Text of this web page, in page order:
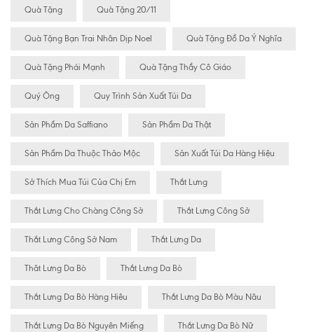
Quà Tặng Quà Tặng 20/11
Quà Tặng Bạn Trai Nhân Dịp Noel Quà Tặng Đồ Da Ý Nghĩa
Quà Tặng Phái Mạnh Quà Tặng Thầy Cô Giáo
Quý Ông Quy Trình Sản Xuất Túi Da
Sản Phẩm Da Saffiano Sản Phẩm Da Thật
Sản Phẩm Da Thuộc Thảo Mộc Sản Xuất Túi Da Hàng Hiệu
Sở Thích Mua Túi Của Chị Em Thắt Lưng
Thắt Lưng Cho Chàng Công Sở Thắt Lưng Công Sở
Thắt Lưng Công Sở Nam Thắt Lưng Da
Thăt Lưng Da Bò Thắt Lưng Da Bò
Thắt Lưng Da Bò Hàng Hiêu Thắt Lưng Da Bò Màu Nâu
Thắt Lưng Da Bò Nguyên Miếng Thắt Lưng Da Bò Nữ